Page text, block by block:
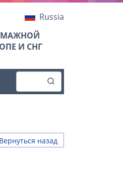
Russia
И СНГ
назад